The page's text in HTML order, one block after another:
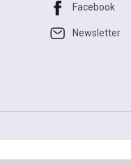
Facebook
Newsletter